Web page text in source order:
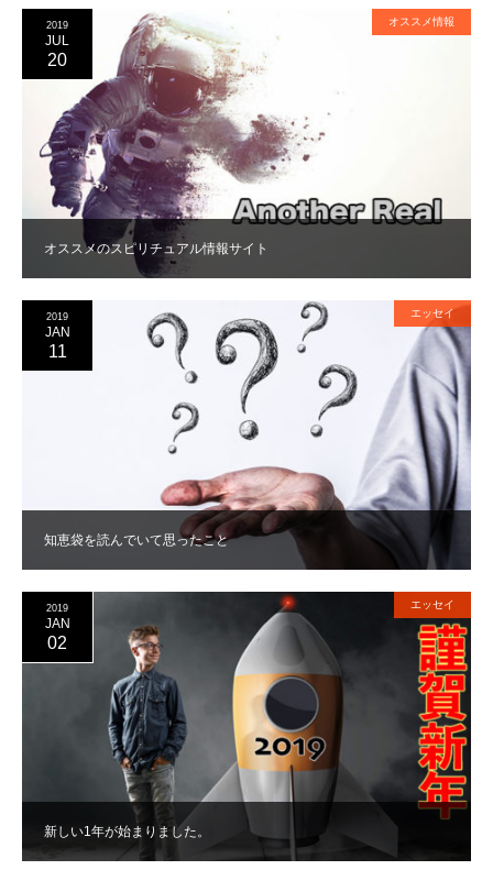
オススメのスピリチュアル情報サイト
2019
JUL
20
オススメ情報
知恵袋を読んでいて思ったこと
2019
JAN
11
エッセイ
新しい1年が始まりました。
2019
JAN
02
エッセイ